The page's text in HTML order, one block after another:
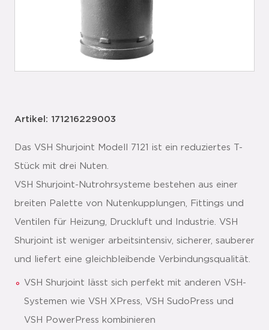
Artikel: 171216229003
Das VSH Shurjoint Modell 7121 ist ein reduziertes T-
Stück mit drei Nuten.
VSH Shurjoint-Nutrohrsysteme bestehen aus einer
breiten Palette von Nutenkupplungen, Fittings und
Ventilen für Heizung, Druckluft und Industrie. VSH
Shurjoint ist weniger arbeitsintensiv, sicherer, sauberer
und liefert eine gleichbleibende Verbindungsqualität.
VSH Shurjoint lässt sich perfekt mit anderen VSH-
Systemen wie VSH XPress, VSH SudoPress und
VSH PowerPress kombinieren